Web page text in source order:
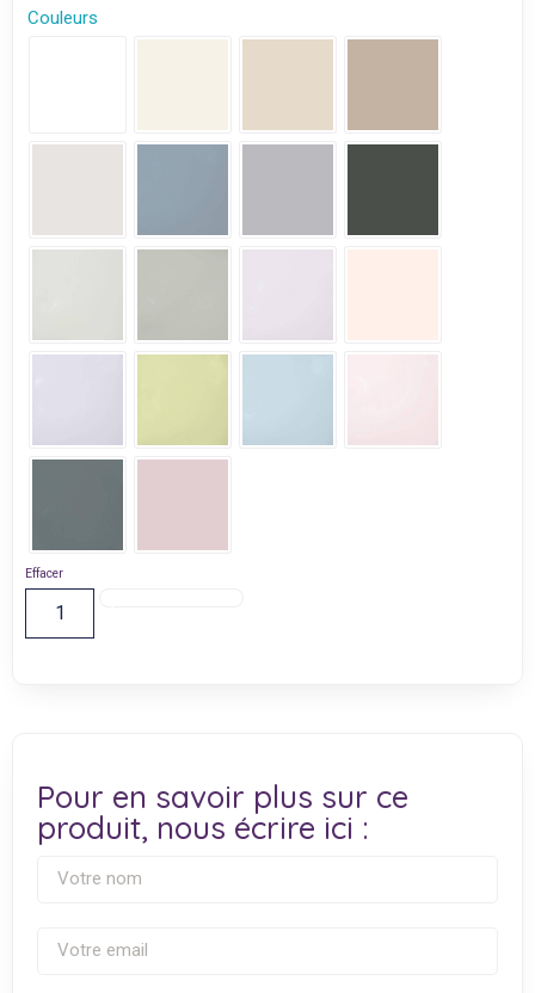
Couleurs
Effacer
Pour en savoir plus sur ce
produit, nous écrire ici :